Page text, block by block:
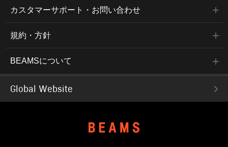
カスタマーサポート・お問い合わせ
規約・方針
BEAMSについて
Global Website